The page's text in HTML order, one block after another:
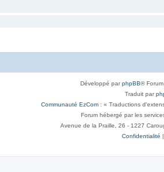
Développé parphpBB®
Traduit par
Communauté EzCom : « Traductions
Forum hébergé par les
Avenue de la Praille, 26 - 1227
Confidentialité |